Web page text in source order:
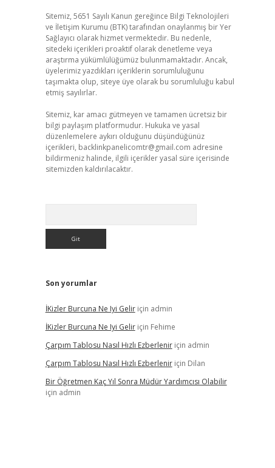
Sitemiz, 5651 Sayılı Kanun gereğince Bilgi Teknolojileri
ve İletişim Kurumu (BTK) tarafından onaylanmış bir Yer
Sağlayıcı olarak hizmet vermektedir. Bu nedenle,
sitedeki içerikleri proaktif olarak denetleme veya
araştırma yükümlülüğümüz bulunmamaktadır. Ancak,
üyelerimiz yazdıkları içeriklerin sorumluluğunu
taşımakta olup, siteye üye olarak bu sorumluluğu kabul
etmiş sayılırlar.
Sitemiz, kar amacı gütmeyen ve tamamen ücretsiz bir
bilgi paylaşım platformudur. Hukuka ve yasal
düzenlemelere aykırı olduğunu düşündüğünüz
içerikleri, backlinkpanelicomtr@gmail.com adresine
bildirmeniz halinde, ilgili içerikler yasal süre içerisinde
sitemizden kaldırılacaktır.
Son yorumlar
İKizler Burcuna Ne Iyi Geliriçin admin
İKizler Burcuna Ne Iyi Geliriçin Fehime
Çarpım Tablosu Nasıl Hızlı Ezberleniriçin admin
Çarpım Tablosu Nasıl Hızlı Ezberleniriçin Dilan
Bir Öğretmen Kaç Yıl Sonra Müdür Yardımcısı Olabilir
için admin